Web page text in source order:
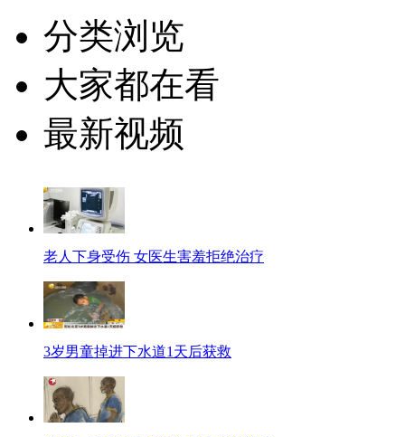
分类浏览
大家都在看
最新视频
老人下身受伤 女医生害羞拒绝治疗
3岁男童掉进下水道1天后获救